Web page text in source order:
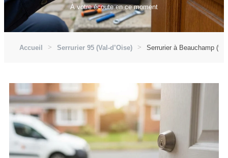
À votre écoute en ce moment
Accueil Serrurier 95 (Val-d’Oise) Serrurier à Beauchamp